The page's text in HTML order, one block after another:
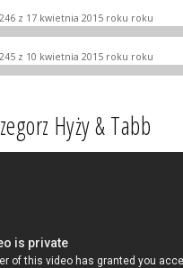
z 17 kwietnia 2015 roku roku
z 10 kwietnia 2015 roku roku
Hyży & Tabb